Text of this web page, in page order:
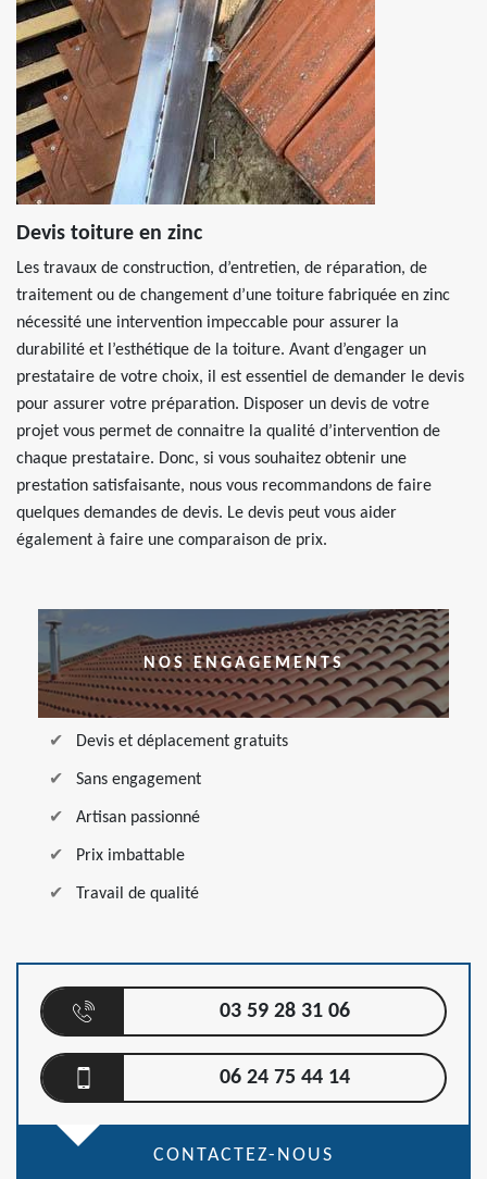
Devis toiture en zinc
Les travaux de construction, d’entretien, de réparation, de
traitement ou de changement d’une toiture fabriquée en zinc
nécessité une intervention impeccable pour assurer la
durabilité et l’esthétique de la toiture. Avant d’engager un
prestataire de votre choix, il est essentiel de demander le devis
pour assurer votre préparation. Disposer un devis de votre
projet vous permet de connaitre la qualité d’intervention de
chaque prestataire. Donc, si vous souhaitez obtenir une
prestation satisfaisante, nous vous recommandons de faire
quelques demandes de devis. Le devis peut vous aider
également à faire une comparaison de prix.
NOS ENGAGEMENTS
Devis et déplacement gratuits
Sans engagement
Artisan passionné
Prix imbattable
Travail de qualité
03 59 28 31 06
06 24 75 44 14
CONTACTEZ-NOUS